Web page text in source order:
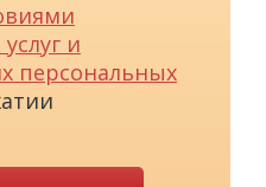
и
персональных